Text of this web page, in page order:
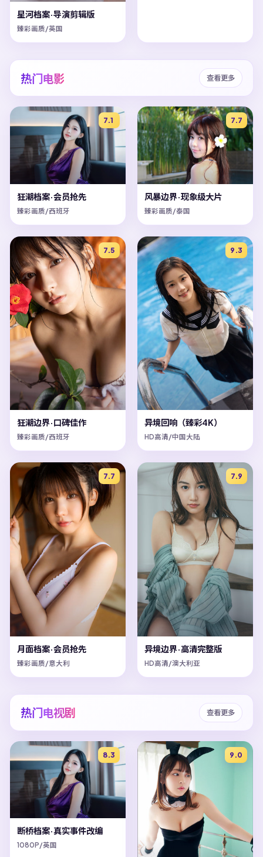
星河档案·导演剪辑版
臻彩画质/英国
热门电影 查看更多
7.1
狂潮档案·会员抢先
臻彩画质/西班牙
7.7
风暴边界·现象级大片
臻彩画质/泰国
7.5
狂潮边界·口碑佳作
臻彩画质/西班牙
9.3
异境回响（臻彩4K）
HD高清/中国大陆
7.7
月面档案·会员抢先
臻彩画质/意大利
7.9
异境边界·高清完整版
HD高清/澳大利亚
热门电视剧 查看更多
8.3
断桥档案·真实事件改编
1080P/英国
9.0